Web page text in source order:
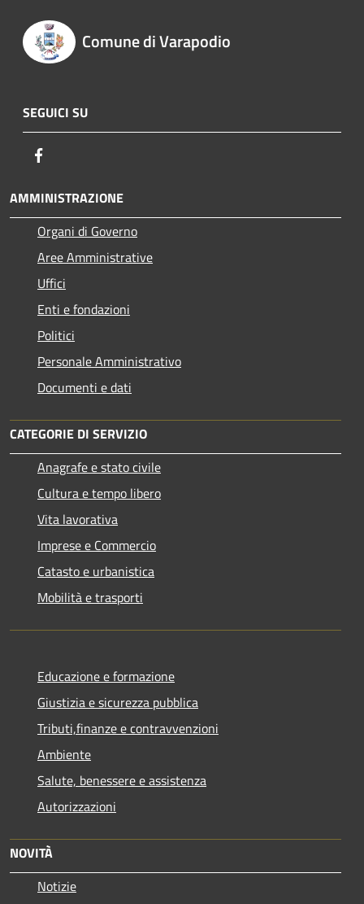
Comune di Varapodio
SEGUICI SU
AMMINISTRAZIONE
Organi di Governo
Aree Amministrative
Uffici
Enti e fondazioni
Politici
Personale Amministrativo
Documenti e dati
CATEGORIE DI SERVIZIO
Anagrafe e stato civile
Cultura e tempo libero
Vita lavorativa
Imprese e Commercio
Catasto e urbanistica
Mobilità e trasporti
Educazione e formazione
Giustizia e sicurezza pubblica
Tributi,finanze e contravvenzioni
Ambiente
Salute, benessere e assistenza
Autorizzazioni
NOVITÀ
Notizie